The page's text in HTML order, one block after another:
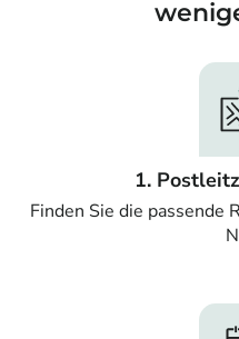
1.
Finden Sie die passende